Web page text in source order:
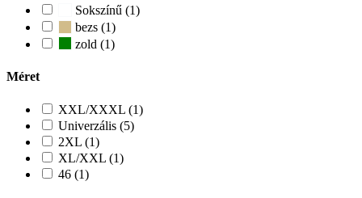
Sokszínű (1)
bezs (1)
zold (1)
Méret
XXL/XXXL (1)
Univerzális (5)
2XL (1)
XL/XXL (1)
46 (1)